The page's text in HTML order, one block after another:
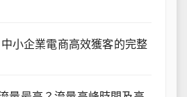
小企業電商高效獲客的完整